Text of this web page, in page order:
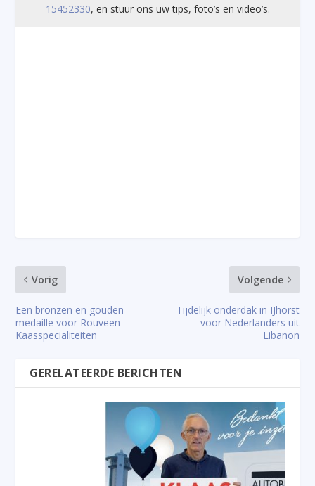
15452330, en stuur ons uw tips, foto’s en video’s.
Vorig
Een bronzen en gouden
medaille voor Rouveen
Kaasspecialiteiten
Volgende
Tijdelijk onderdak in IJhorst
voor Nederlanders uit
Libanon
GERELATEERDE BERICHTEN